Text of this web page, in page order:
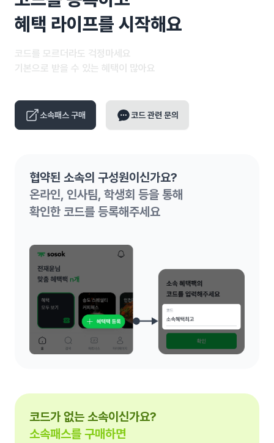
혜택 라이프를 시작해요
코드를 모르더라도 걱정마세요
기본으로 받을 수 있는 혜택이 많아요
소속패스 구매 코드 관련 문의
협약된 소속의 구성원이신가요?
온라인, 인사팀, 학생회 등을 통해
확인한 코드를 등록해주세요
코드가 없는 소속이신가요?
소속패스를 구매하면